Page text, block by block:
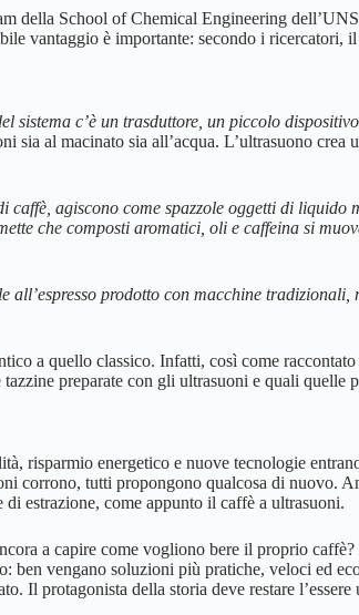
della School of Chemical Engineering
vantaggio è importante: secondo i
sistema c’è un trasduttore, un piccolo
sia al macinato sia all’acqua. L’ultrasuono
agiscono come spazzole oggetti di
che composti aromatici, oli e caffeina si
prodotto con macchine
a quello classico. Infatti, così come
preparate con gli ultrasuoni e quali quelle
risparmio energetico e nuove tecnologie
corrono, tutti propongono qualcosa di nuovo.
estrazione, come appunto il caffè a ultrasuoni.
a capire come vogliono bere il proprio
ben vengano soluzioni più pratiche, veloci ed
Il protagonista della storia deve restare